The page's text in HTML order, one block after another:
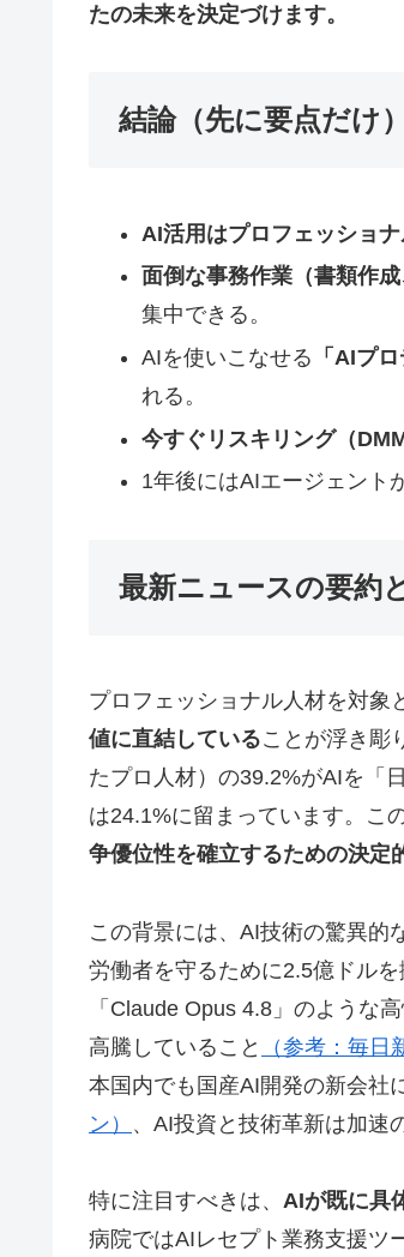
たの未来を決定づけます。
結論（先に要点だけ）
AI活用はプロフェッショナ
面倒な事務作業（書類作
集中できる。
AIを使いこなせる 「AIプ
れる。
今すぐリスキリング（
1年後にはAIエージェント
最新ニュースの要約
プロフェッショナル人材を対象
値に直結していることが浮き彫
たプロ人材）の39.2%がAIを「
は24.1%に留まっています。こ
争優位性を確立するための決定
この背景には、AI技術の驚異的
労働者を守るために2.5億ドル
「Claude Opus 4.8」のような
高騰していること
（参考：毎日
本国内でも国産AI開発の新会社
ン） 、AI投資と技術革新は加速
特に注目すべきは、 AIが既に具
病院ではAIレセプト業務支援ツ